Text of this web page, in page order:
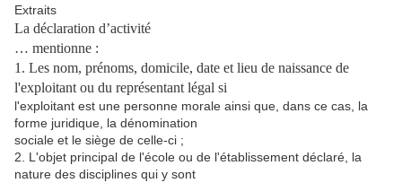
Extraits
La déclaration d’activité
… mentionne :
1. Les nom, prénoms, domicile, date et lieu de naissance de
l'exploitant ou du représentant légal si
l'exploitant est une personne morale ainsi que, dans ce cas, la
forme juridique, la dénomination
sociale et le siège de celle-ci ;
2. L'objet principal de l'école ou de l'établissement déclaré, la
nature des disciplines qui y sont